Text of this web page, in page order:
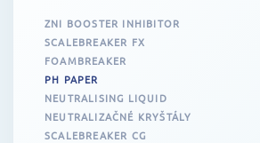
ZNI BOOSTER INHIBITOR
SCALEBREAKER FX
FOAMBREAKER
PH PAPER
NEUTRALISING LIQUID
NEUTRALIZAČNÉ KRYŠTÁLY
SCALEBREAKER CG